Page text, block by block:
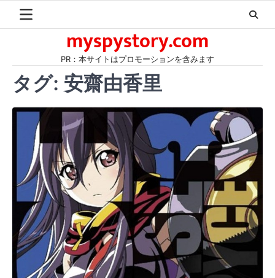
myspystory.com
PR：本サイトはプロモーションを含みます
タグ: 安齋由香里